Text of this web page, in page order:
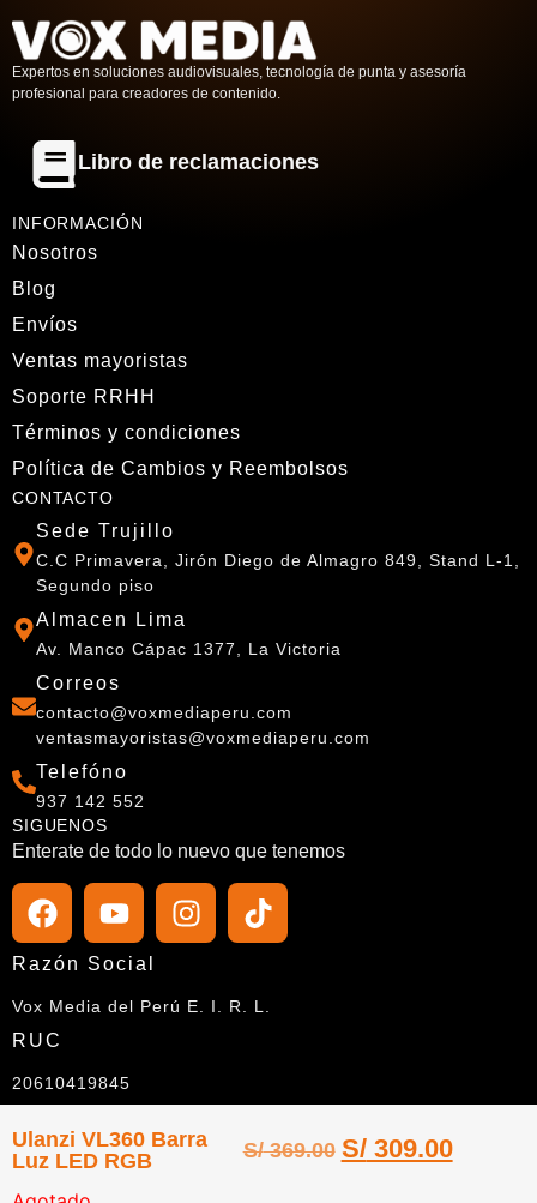
Ulanzi VL360 Barra
Luz LED RGB
S/369.00 S/309.00
Expertos en soluciones audiovisuales, tecnología de punta y asesoría
profesional para creadores de contenido.
Libro de reclamaciones
INFORMACIÓN
Nosotros
Blog
Envíos
Ventas mayoristas
Soporte RRHH
Términos y condiciones
Política de Cambios y Reembolsos
CONTACTO
Sede Trujillo
C.C Primavera, Jirón Diego de Almagro 849, Stand L-1,
Segundo piso
Almacen Lima
Av. Manco Cápac 1377, La Victoria
Correos
contacto@voxmediaperu.com
ventasmayoristas@voxmediaperu.com
Telefóno
937 142 552
SIGUENOS
Enterate de todo lo nuevo que tenemos
Razón Social
Vox Media del Perú E. I. R. L.
RUC
20610419845